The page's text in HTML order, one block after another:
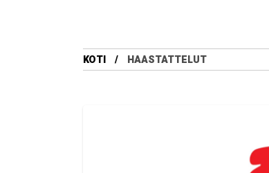
KOTI HAASTATTELUT